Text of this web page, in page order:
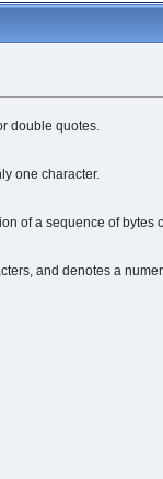
double quotes.
one character.
of a sequence of bytes
and denotes a